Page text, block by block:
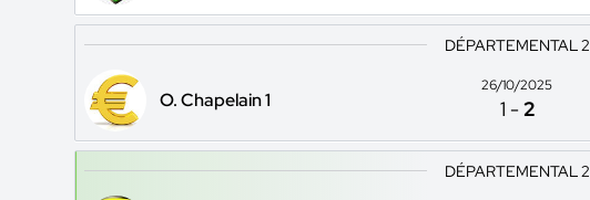
DÉPARTEMENTAL 2
O. Chapelain 1
26/10/2025
1 -2
DÉPARTEMENTAL 2